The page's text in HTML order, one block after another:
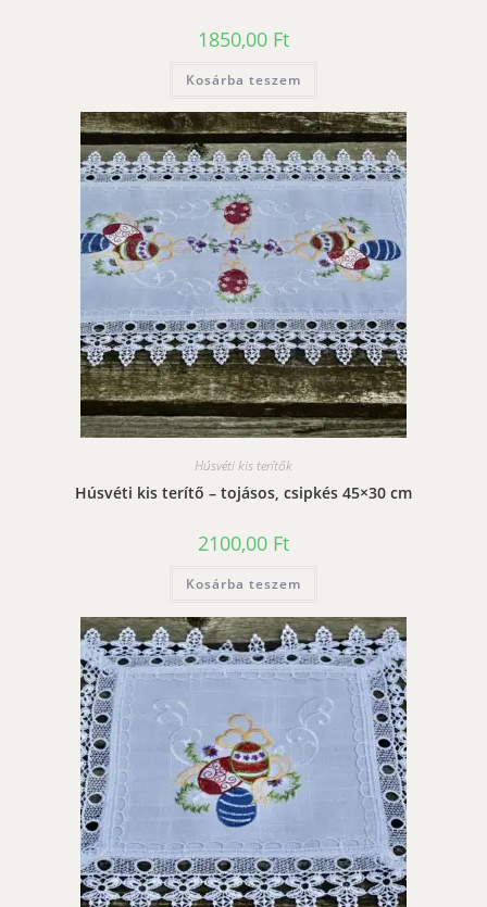
1850,00 Ft
Kosárba teszem
Húsvéti kis terítők
Húsvéti kis terítő – tojásos, csipkés 45×30 cm
2100,00 Ft
Kosárba teszem